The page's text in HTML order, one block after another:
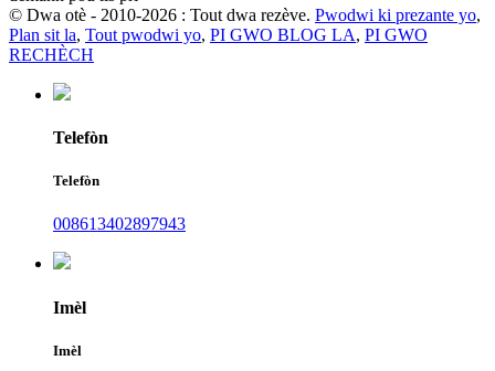
© Dwa otè - 2010-2026 : Tout dwa rezève. Pwodwi ki prezante yo,
Plan sit la, Tout pwodwi yo, PI GWO BLOG LA, PI GWO
RECHÈCH
Telefòn
Telefòn
008613402897943
Imèl
Imèl